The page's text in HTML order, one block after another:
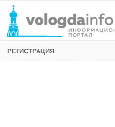
РЕГИСТРАЦИЯ